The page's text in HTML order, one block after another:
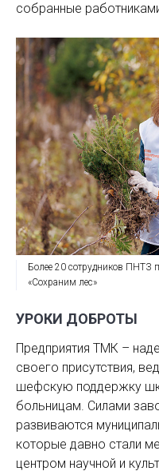
собранные
Более 20 сотрудников ПНТЗ
«Сохраним лес»
УРОКИ ДОБРОТЫ
Предприятия ТМК –
своего присутствия,
шефскую поддержку
больницам. Силами
развиваются
которые давно стали
центром научной и